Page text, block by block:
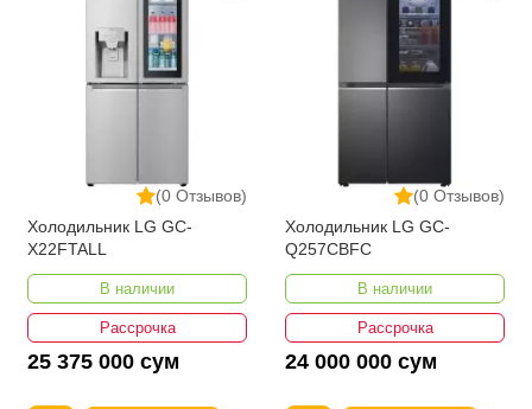
(0 Отзывов)
Холодильник LG GC-
X22FTALL
В наличии
Рассрочка
25 375 000 сум
(0 Отзывов)
Холодильник LG GC-
Q257CBFC
В наличии
Рассрочка
24 000 000 сум